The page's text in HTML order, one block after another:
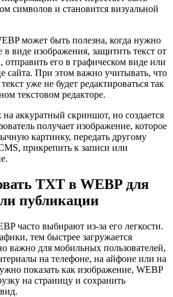
символов и становится визуальной
может быть полезна, когда нужно
виде изображения, защитить текст от
его в графическом виде или
сайта. При этом важно учитывать, что
уже не будет редактироваться так
текстовом редакторе.
на аккуратный скриншот, но создается
получает изображение, которое
картинку, передать другому
прикрепить к записи или
TXT в WEBP для
публикации
часто выбирают из-за его легкости.
тем быстрее загружается
важно для мобильных пользователей,
на телефоне, на айфоне или на
показать как изображение, WEBP
на страницу и сохранить